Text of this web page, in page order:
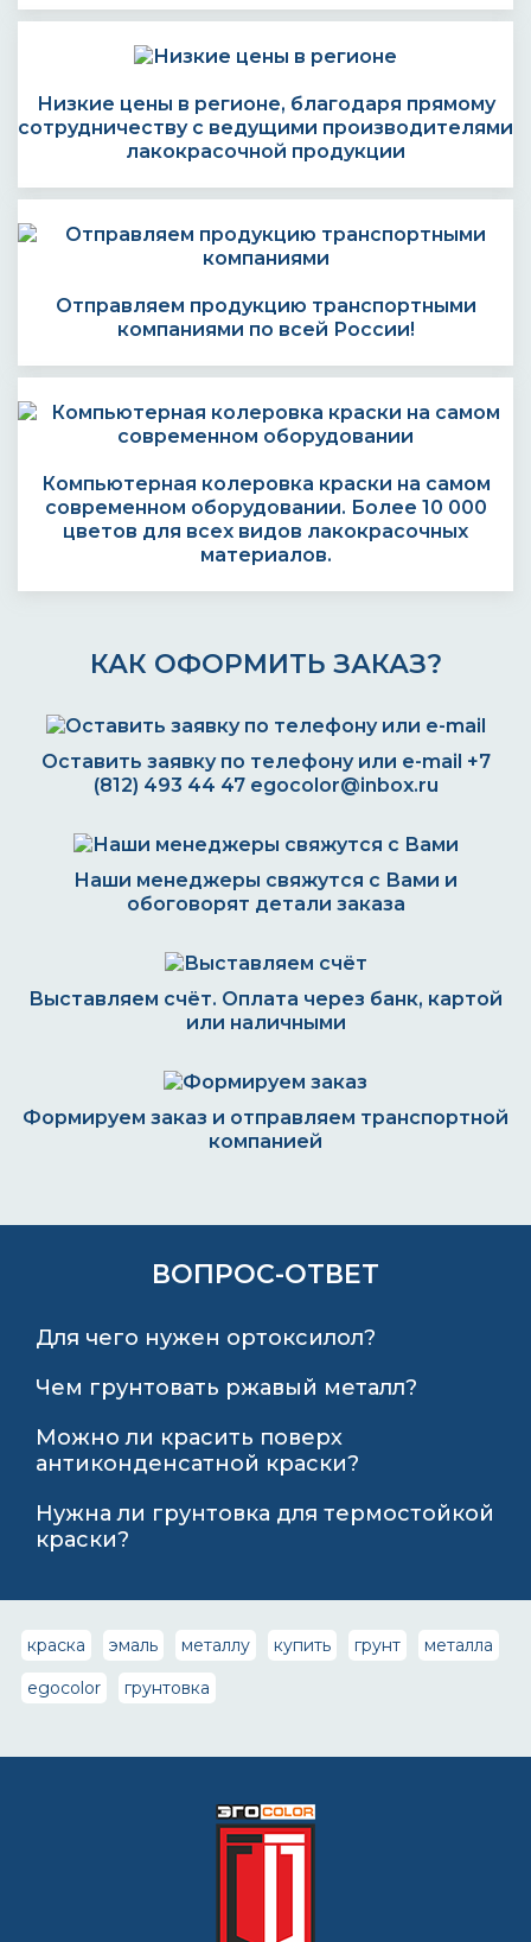
Низкие цены в регионе, благодаря прямому
сотрудничеству с ведущими производителями
лакокрасочной продукции
Отправляем продукцию транспортными
компаниями по всей России!
Компьютерная колеровка краски на самом
современном оборудовании. Более 10 000
цветов для всех видов лакокрасочных
материалов.
КАК ОФОРМИТЬ ЗАКАЗ?
Оставить заявку по телефону или e-mail +7
(812) 493 44 47 egocolor@inbox.ru
Наши менеджеры свяжутся с Вами и
обоговорят детали заказа
Выставляем счёт. Оплата через банк, картой
или наличными
Формируем заказ и отправляем транспортной
компанией
ВОПРОС-ОТВЕТ
Для чего нужен ортоксилол?
Чем грунтовать ржавый металл?
Можно ли красить поверх
антиконденсатной краски?
Нужна ли грунтовка для термостойкой
краски?
краска эмаль металлу купить грунт
металла
egocolor
грунтовка